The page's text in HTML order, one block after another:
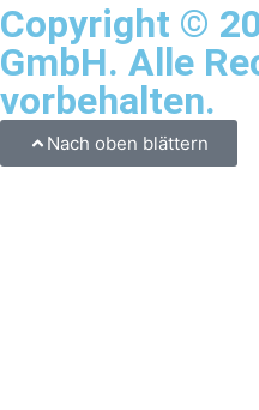
Copyright ©
GmbH. Alle
vorbehalten.
Nach oben blättern